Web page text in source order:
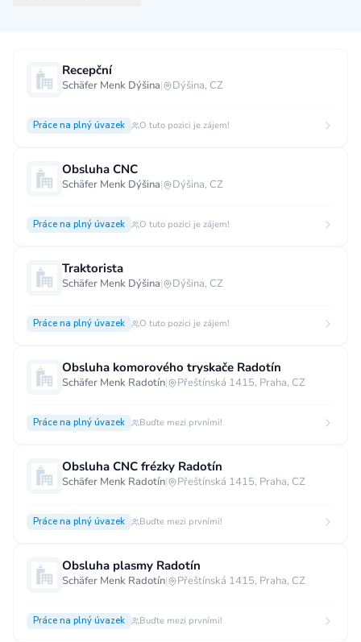
Recepční
Schäfer Menk Dýšina| Dýšina, CZ
Práce na plný úvazek O tuto pozici je zájem!
Obsluha CNC
Schäfer Menk Dýšina| Dýšina, CZ
Práce na plný úvazek O tuto pozici je zájem!
Traktorista
Schäfer Menk Dýšina| Dýšina, CZ
Práce na plný úvazek O tuto pozici je zájem!
Obsluha komorového tryskače Radotín
Schäfer Menk Radotín| Přeštínská 1415, Praha, CZ
Práce na plný úvazek Buďte mezi prvními!
Obsluha CNC frézky Radotín
Schäfer Menk Radotín| Přeštínská 1415, Praha, CZ
Práce na plný úvazek Buďte mezi prvními!
Obsluha plasmy Radotín
Schäfer Menk Radotín| Přeštínská 1415, Praha, CZ
Práce na plný úvazek Buďte mezi prvními!
Měsíční plat
40 000 CZK a více
60 000 CZK a více
Ostatní mzdy
za hodinu za manday za rok
Typ úvazku
Práce na plný úvazek
Práce na zkrácený úvazek
Práce na živnost
Práce přes internet
Vzdělání
Vzdělání není podstatné
Základní
Středoškolské nebo odborné vyučení s maturitou
Vysokoškolské / universitní